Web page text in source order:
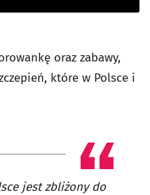
oraz zabawy,
które w Polsce i
jest zbliżony do